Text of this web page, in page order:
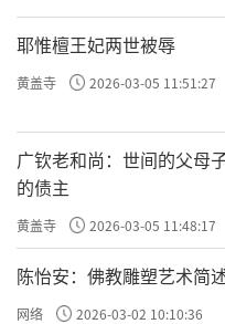
耶惟檀王妃两世被辱
黄盖寺 2026-03-05 11:51:27
广钦老和尚：世间的父母
的债主
黄盖寺 2026-03-05 11:48:17
陈怡安：佛教雕塑艺术简
网络 2026-03-02 10:10:36